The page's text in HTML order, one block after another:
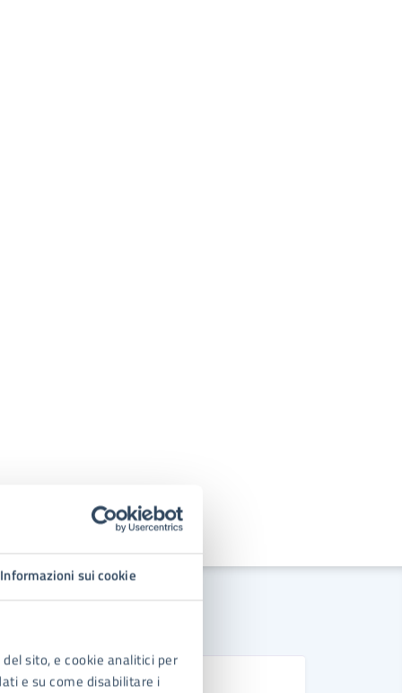
Informazioni sui cookie
sito, e cookie analitici per
e su come disabilitare i